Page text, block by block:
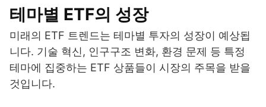
테마별 ETF의 성장
미래의 ETF 트렌드는 테마별 투자의 성장이 예상됩
니다. 기술 혁신, 인구구조 변화, 환경 문제 등 특정
테마에 집중하는 ETF 상품들이 시장의 주목을 받을
것입니다.